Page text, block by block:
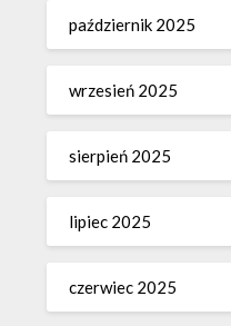
październik 2025
wrzesień 2025
sierpień 2025
lipiec 2025
czerwiec 2025